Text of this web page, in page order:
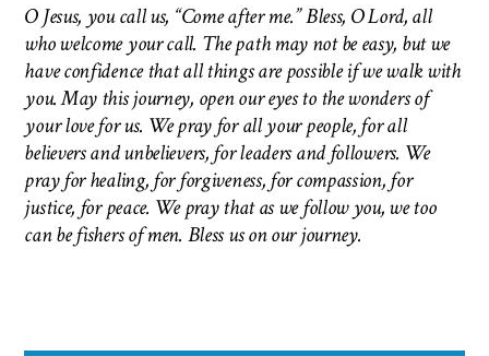
O Jesus, you call us, “Come after me.” Bless, O Lord, all
who welcome your call. The path may not be easy, but we
have confidence that all things are possible if we walk with
you. May this journey, open our eyes to the wonders of
your love for us. We pray for all your people, for all
believers and unbelievers, for leaders and followers. We
pray for healing, for forgiveness, for compassion, for
justice, for peace. We pray that as we follow you, we too
can be fishers of men. Bless us on our journey.